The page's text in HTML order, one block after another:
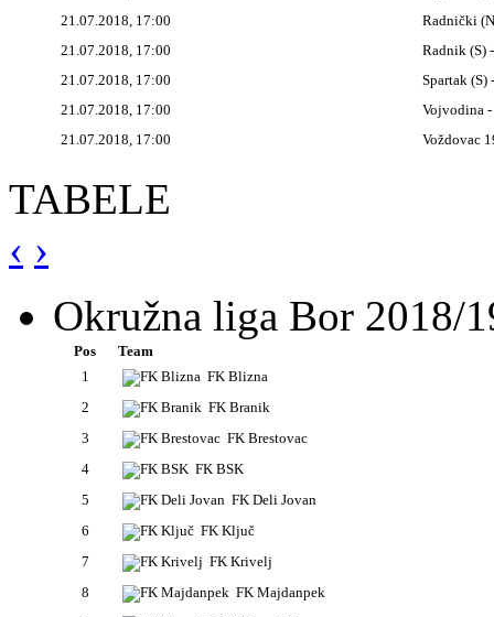
21.07.2018, 17:00
Radnički
21.07.2018, 17:00
Radnik (S)
21.07.2018, 17:00
Spartak (S)
21.07.2018, 17:00
Vojvodina
21.07.2018, 17:00
Voždovac
TABELE
‹ ›
Okružna liga Bor 2018/
Pos
Team
1
FK Blizna
2
FK Branik
3
FK Brestovac
4
FK BSK
5
FK Deli Jovan
6
FK Ključ
7
FK Krivelj
8
FK Majdanpek